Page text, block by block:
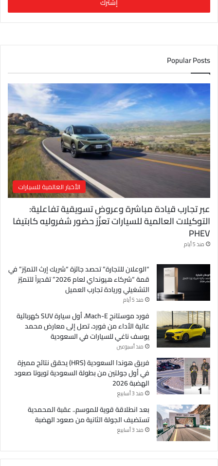
ب
ر
د
ا
ل
إ
ل
ك
ت
ر
و
ن
ي
Popular Posts
الأخبار العالمية للسيارات
عبر تجارب قيادة مباشرة وعروض تسويقية تفاعلية:
التوكيلات العالمية للسيارات تعزّز حضور شفروليه كابتيفا
PHEV
منذ 5 أيام
“الوعلان للتجارة” تحصد جائزة “شريك إرث التميّز” في
قمة “شركاء هيونداي لعام 2026” تقديراً للتميّز
التشغيلي وريادة تجارب العميل
منذ 5 أيام
فورد موستانج Mach-E، أول سيارة SUV كهربائية
عالية الأداء من فورد، تصل إلى معارض محمد
يوسف ناغي للسيارات في السعودية
منذ أسبوعين
فريق هوندا السعودية (HRS) يحقق نتائج مميزة
في أول جولتين من بطولة السعودية تويوتا صعود
الهضبة 2026
منذ 3 أسابيع
بعد انطلاقة قوية للموسم.. عقبة المحمدية
تستضيف الجولة الثانية من صعود الهضبة
منذ 3 أسابيع